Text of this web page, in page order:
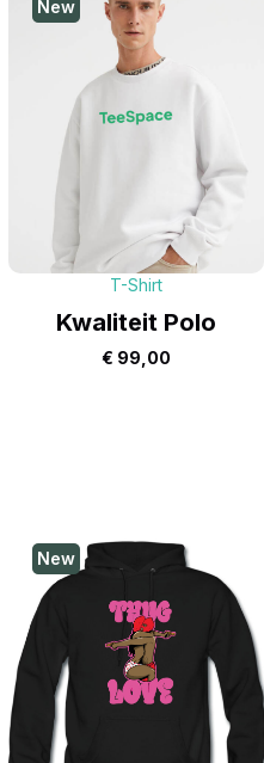
New
T-Shirt
Kwaliteit Polo
€ 99,00
New